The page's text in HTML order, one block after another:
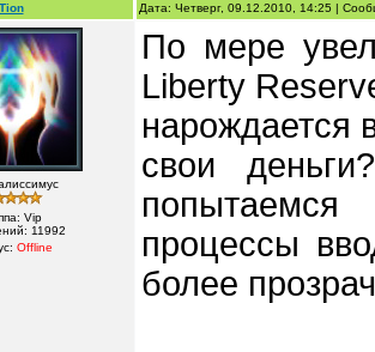
Tion Дата: Четверг, 09.12.2010, 14:25 |
Vip
11992
Offline
По мере
Liberty
нарождается
свои
процессы
более